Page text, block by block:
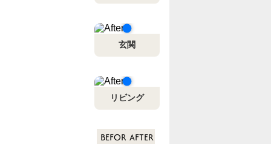
玄関
リビング
BEFOREAFTER